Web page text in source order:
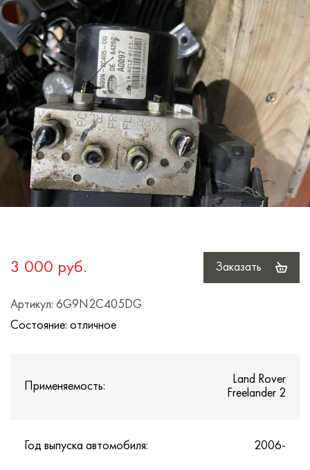
3 000 руб. Заказать
Артикул: 6G9N2C405DG
Состояние: отличное
Применяемость:
Land Rover
Freelander 2
Год выпуска автомобиля: 2006-